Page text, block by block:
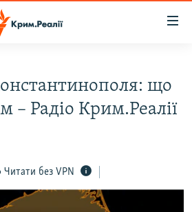
що
– Радіо Крим.Реалії
Читати без VPN